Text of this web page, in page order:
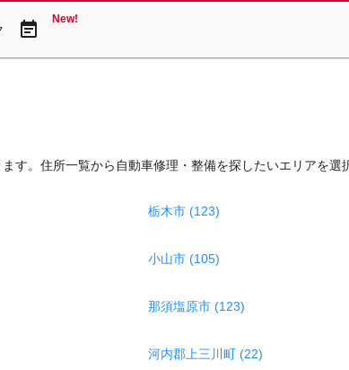
event_note New!
。住所一覧から自動車修理・整備を探したいエリアを選
栃木市 (123)
小山市 (105)
那須塩原市 (123)
河内郡上三川町 (22)